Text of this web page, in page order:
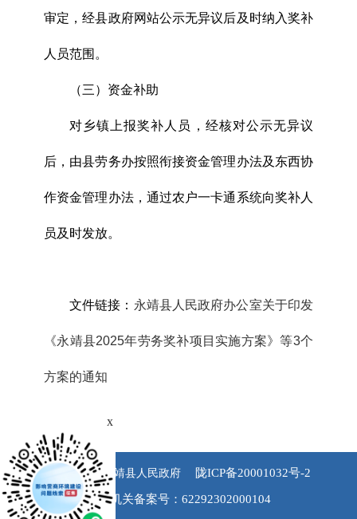
审定，经县政府网站公示无异议后及时纳入奖补
人员范围。
（三）资金补助
对乡镇上报奖补人员，经核对公示无异议
后，由县劳务办按照衔接资金管理办法及东西协
作资金管理办法，通过农户一卡通系统向奖补人
员及时发放。
文件链接： 永靖县人民政府办公室关于印发
《永靖县2025年劳务奖补项目实施方案》等3个
方案的通知
版权所有 永靖县人民政府 陇ICP备20001032号-2
公安机关备案号：62292302000104
x